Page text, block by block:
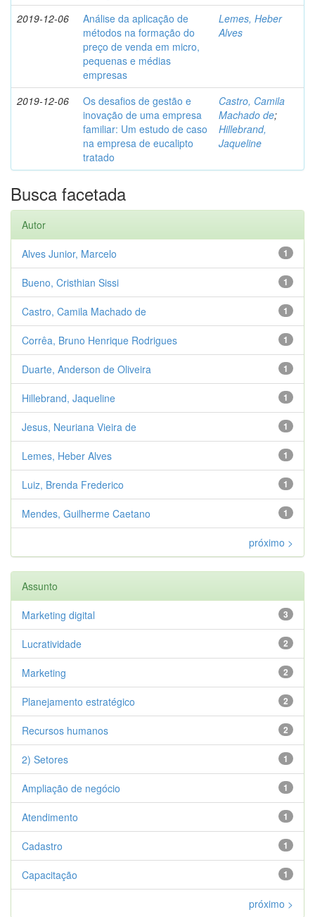
2019-12-06
Análise da aplicação de
métodos na formação do
preço de venda em micro,
pequenas e médias
empresas
Lemes, Heber
Alves
2019-12-06
Os desafios de gestão e
inovação de uma empresa
familiar: Um estudo de caso
na empresa de eucalipto
tratado
Castro, Camila
Machado de;
Hillebrand,
Jaqueline
Busca facetada
Autor
1
Alves Junior, Marcelo
1
Bueno, Cristhian Sissi
1
Castro, Camila Machado de
1
Corrêa, Bruno Henrique Rodrigues
1
Duarte, Anderson de Oliveira
1
Hillebrand, Jaqueline
1
Jesus, Neuriana Vieira de
1
Lemes, Heber Alves
1
Luiz, Brenda Frederico
1
Mendes, Guilherme Caetano
próximo >
Assunto
3
Marketing digital
2
Lucratividade
2
Marketing
2
Planejamento estratégico
2
Recursos humanos
1
2) Setores
1
Ampliação de negócio
1
Atendimento
1
Cadastro
1
Capacitação
próximo >